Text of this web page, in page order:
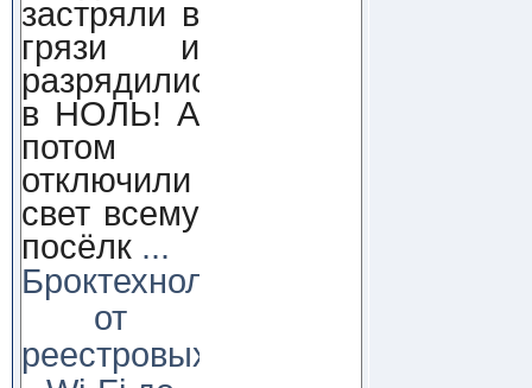
застряли в
грязи и
разрядились
в НОЛЬ! А
потом
отключили
свет всему
посёлк ...
Броктехнолоджи:
от
реестровых